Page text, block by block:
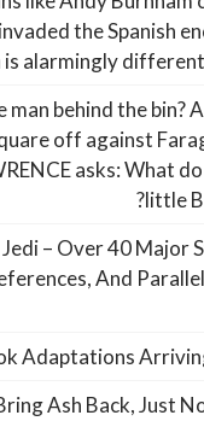
the Spanish
alarmingly
man behind the bin?
off against
asks: What
little
– Over 40 Major
And
Adaptations
Ash Back, Just